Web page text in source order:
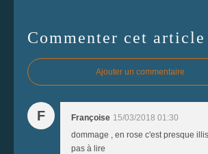
Commenter cet article
Ajouter un commentaire
F Françoise 15/03/2018 01:30
dommage , en rose c'est presque
pas à lire